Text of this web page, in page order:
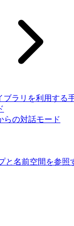
ブラリを利用する
らの対話モード
と名前空間を参照